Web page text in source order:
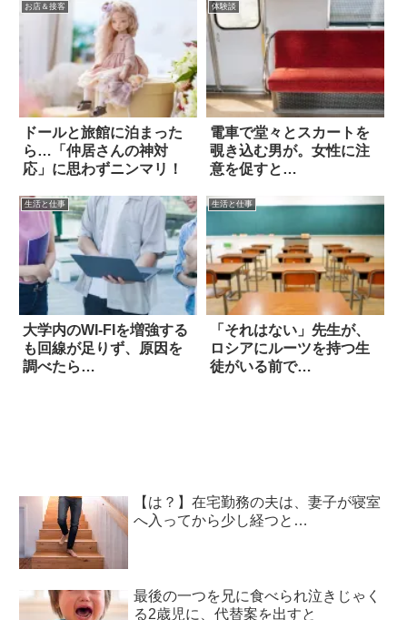
お店＆接客
ドールと旅館に泊まった
ら…「仲居さんの神対
応」に思わずニンマリ！
体験談
電車で堂々とスカートを
覗き込む男が。女性に注
意を促すと…
生活と仕事
大学内のWI-FIを増強する
も回線が足りず、原因を
調べたら…
生活と仕事
「それはない」先生が、
ロシアにルーツを持つ生
徒がいる前で…
【は？】在宅勤務の夫は、妻子が寝室
へ入ってから少し経つと…
最後の一つを兄に食べられ泣きじゃく
る2歳児に、代替案を出すと